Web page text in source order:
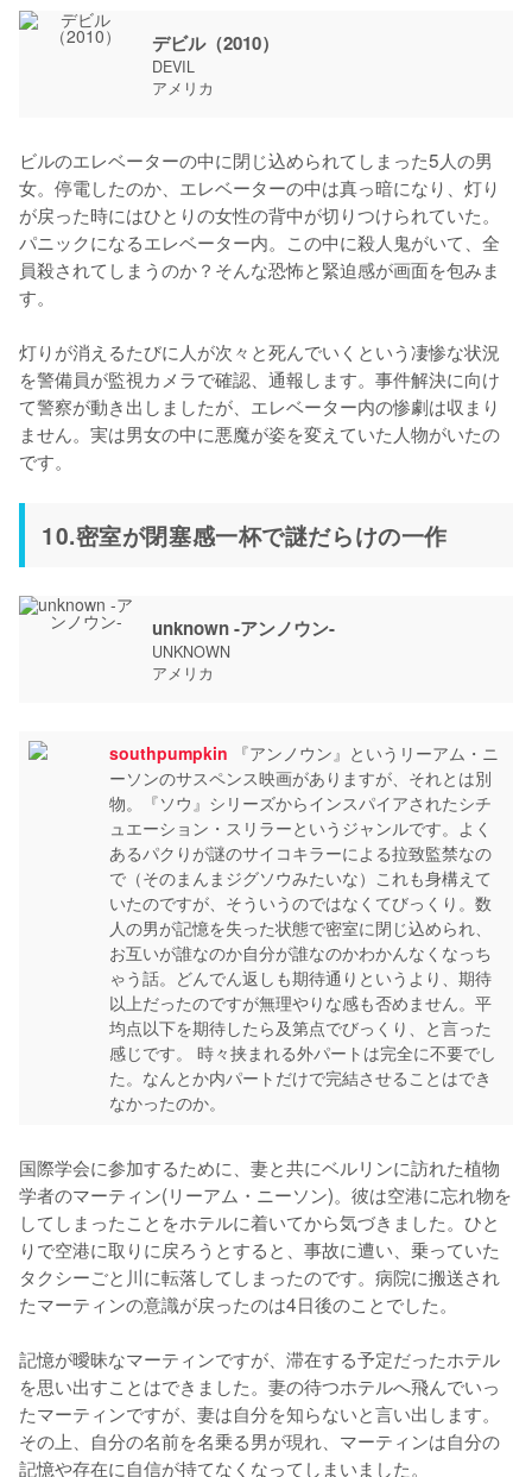
デビル（2010）
DEVIL
アメリカ
ビルのエレベーターの中に閉じ込められてしまった5人の男
女。停電したのか、エレベーターの中は真っ暗になり、灯り
が戻った時にはひとりの女性の背中が切りつけられていた。
パニックになるエレベーター内。この中に殺人鬼がいて、全
員殺されてしまうのか？そんな恐怖と緊迫感が画面を包みま
す。
灯りが消えるたびに人が次々と死んでいくという凄惨な状況
を警備員が監視カメラで確認、通報します。事件解決に向け
て警察が動き出しましたが、エレベーター内の惨劇は収まり
ません。実は男女の中に悪魔が姿を変えていた人物がいたの
です。
10.密室が閉塞感一杯で謎だらけの一作
unknown -アンノウン-
UNKNOWN
アメリカ
southpumpkin 『アンノウン』というリーアム・ニ
ーソンのサスペンス映画がありますが、それとは別
物。『ソウ』シリーズからインスパイアされたシチ
ュエーション・スリラーというジャンルです。よく
あるパクりが謎のサイコキラーによる拉致監禁なの
で（そのまんまジグソウみたいな）これも身構えて
いたのですが、そういうのではなくてびっくり。数
人の男が記憶を失った状態で密室に閉じ込められ、
お互いが誰なのか自分が誰なのかわかんなくなっち
ゃう話。どんでん返しも期待通りというより、期待
以上だったのですが無理やりな感も否めません。平
均点以下を期待したら及第点でびっくり、と言った
感じです。 時々挟まれる外パートは完全に不要でし
た。なんとか内パートだけで完結させることはでき
なかったのか。
国際学会に参加するために、妻と共にベルリンに訪れた植物
学者のマーティン(リーアム・ニーソン)。彼は空港に忘れ物を
してしまったことをホテルに着いてから気づきました。ひと
りで空港に取りに戻ろうとすると、事故に遭い、乗っていた
タクシーごと川に転落してしまったのです。病院に搬送され
たマーティンの意識が戻ったのは4日後のことでした。
記憶が曖昧なマーティンですが、滞在する予定だったホテル
を思い出すことはできました。妻の待つホテルへ飛んでいっ
たマーティンですが、妻は自分を知らないと言い出します。
その上、自分の名前を名乗る男が現れ、マーティンは自分の
記憶や存在に自信が持てなくなってしまいました。